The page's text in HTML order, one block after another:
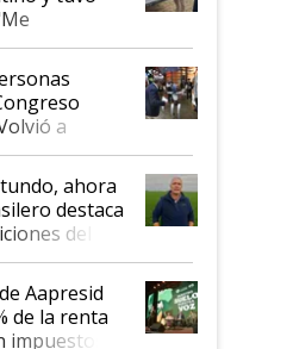
a
del
todo elahora
destaca
del
invertir:
Aapresid
de la renta